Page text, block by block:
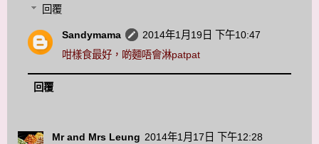
回覆
Sandymama
2014年1月19日 下午10:47
咁樣食最好，啲麵唔會淋patpat
回覆
Mr and Mrs Leung 2014年1月17日 下午12:28